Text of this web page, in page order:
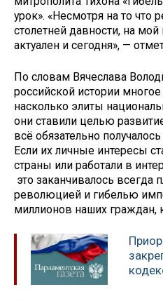
урок». «Несмотря на то что
столетней давности, на мой
актуален и сегодня», —
По словам Вячеслава
российской истории многое
насколько элиты
они ставили целью
всё обязательно
Если их личные интересы
страны или работали в
это заканчивалось всегда
революцией и гибелью
миллионов наших граждан,